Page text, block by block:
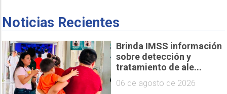
Noticias Recientes
Brinda IMSS información
sobre detección y
tratamiento de ale...
06 de agosto de 2026